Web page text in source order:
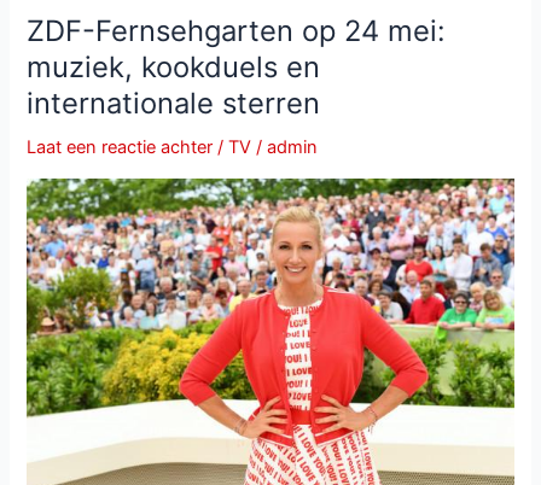
start
laatste
seizoen
op
mei
ZDF-Fernsehgarten op 24 mei:
muziek, kookduels en
internationale sterren
Laat een reactie achter /TV /admin